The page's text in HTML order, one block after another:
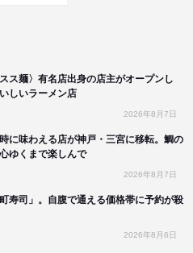
ス麺〉有名店出身の店主がオープンし
しいラーメン店
2026年8月7日
に味わえる店が神戸・三宮に移転。鯛の
ゆくまで楽しんで
2026年8月7日
寿司」。自腹で通える価格帯に予約が殺
2026年8月6日